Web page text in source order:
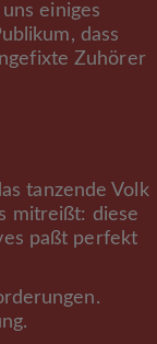
einiges
dass
Zuhörer
tanzende Volk
mitreißt: diese
paßt perfekt